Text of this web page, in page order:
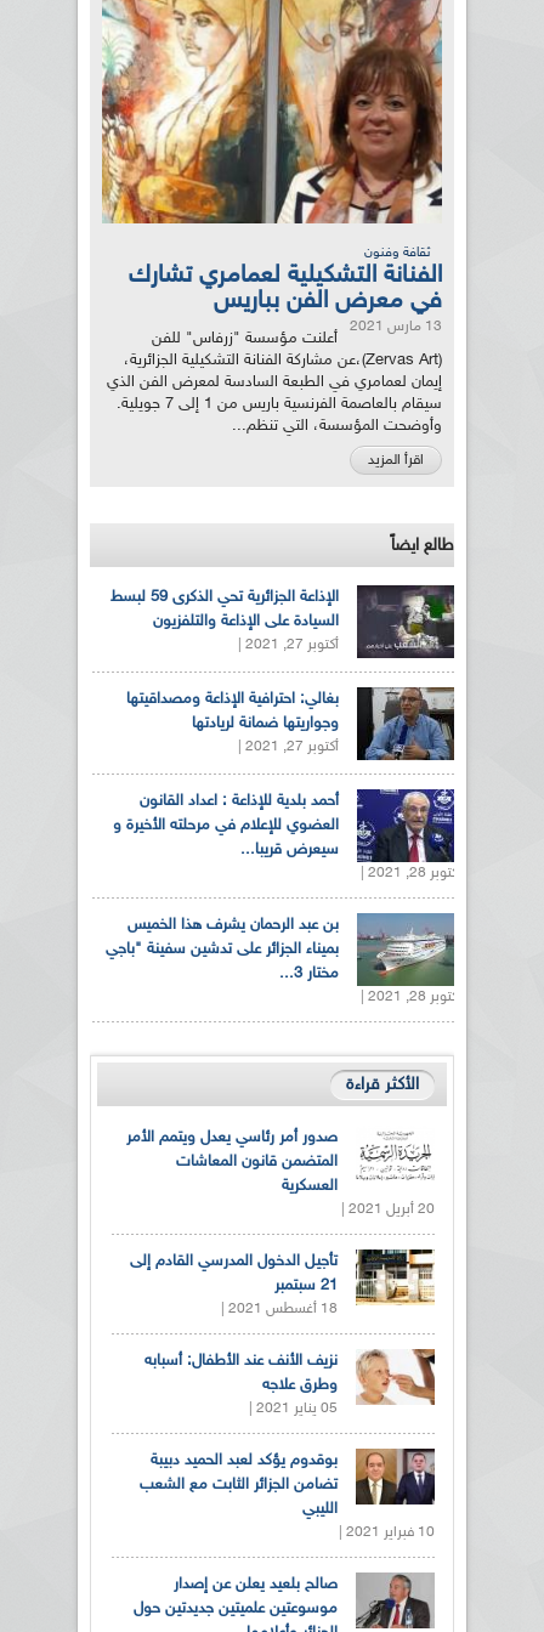
ثقافة وفنون
الفنانة التشكيلية لعمامري تشارك
في معرض الفن بباريس
13 مارس 2021
أعلنت مؤسسة "زرفاس" للفن
(Zervas Art)،عن مشاركة الفنانة التشكيلية الجزائرية،
إيمان لعمامري في الطبعة السادسة لمعرض الفن الذي
سيقام بالعاصمة الفرنسية باريس من 1 إلى 7 جويلية.
وأوضحت المؤسسة، التي تنظم...
اقرأ المزيد
طالع ايضاً
الإذاعة الجزائرية تحي الذكرى 59 لبسط
السيادة على الإذاعة والتلفزيون
أكتوبر 27, 2021 |
بغالي: احترافية الإذاعة ومصداقيتها
وجواريتها ضمانة لريادتها
أكتوبر 27, 2021 |
أحمد بلدية للإذاعة : اعداد القانون
العضوي للإعلام في مرحلته الأخيرة و
سيعرض قريبا...
أكتوبر 28, 2021 |
بن عبد الرحمان يشرف هذا الخميس
بميناء الجزائر على تدشين سفينة "باجي
مختار 3...
أكتوبر 28, 2021 |
الأكثر قراءة
صدور أمر رئاسي يعدل ويتمم الأمر
المتضمن قانون المعاشات
العسكرية
20 أبريل 2021 |
تأجيل الدخول المدرسي القادم إلى
21 سبتمبر
18 أغسطس 2021 |
نزيف الأنف عند الأطفال: أسبابه
وطرق علاجه
05 يناير 2021 |
بوقدوم يؤكد لعبد الحميد دبيبة
تضامن الجزائر الثابت مع الشعب
الليبي
10 فبراير 2021 |
صالح بلعيد يعلن عن إصدار
موسوعتين علميتين جديدتين حول